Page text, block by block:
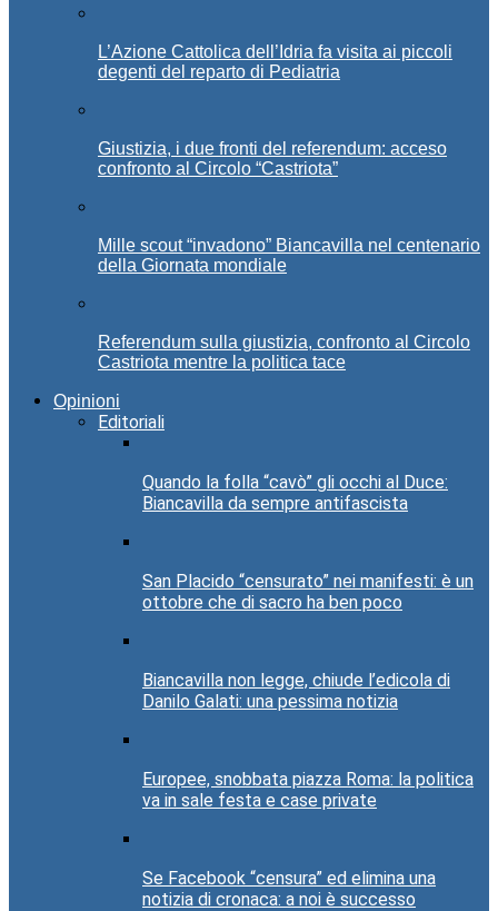
L’Azione Cattolica dell’Idria fa visita ai piccoli
degenti del reparto di Pediatria
Giustizia, i due fronti del referendum: acceso
confronto al Circolo “Castriota”
Mille scout “invadono” Biancavilla nel centenario
della Giornata mondiale
Referendum sulla giustizia, confronto al Circolo
Castriota mentre la politica tace
Opinioni
Editoriali
Quando la folla “cavò” gli occhi al Duce:
Biancavilla da sempre antifascista
San Placido “censurato” nei manifesti: è un
ottobre che di sacro ha ben poco
Biancavilla non legge, chiude l’edicola di
Danilo Galati: una pessima notizia
Europee, snobbata piazza Roma: la politica
va in sale festa e case private
Se Facebook “censura” ed elimina una
notizia di cronaca: a noi è successo